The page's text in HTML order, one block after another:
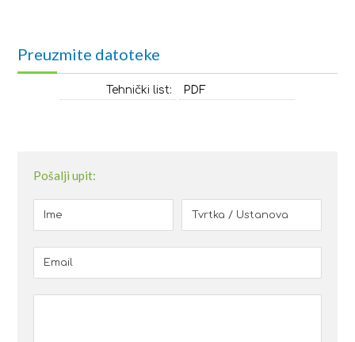
Preuzmite datoteke
Tehnički list: PDF
Pošalji upit: